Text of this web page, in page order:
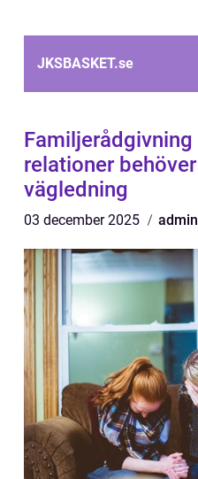
JKSBASKET.se
relationer
vägledning
03 december 2025 admin